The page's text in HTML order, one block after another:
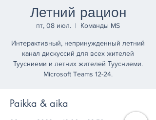
Летний рацион
пт, 08 июл.
  |
Команды MS
Интерактивный, непринужденный летний
канал дискуссий для всех жителей
Туусниеми и летних жителей Туусниеми.
Microsoft Teams 12-24.
Paikka & aika